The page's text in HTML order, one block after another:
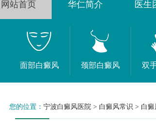
网站首页 华仁简介 医生
面部白癜风 颈部白癜风 双
您的位置： 宁波白癜风医院 > 白癜风常识 > 白